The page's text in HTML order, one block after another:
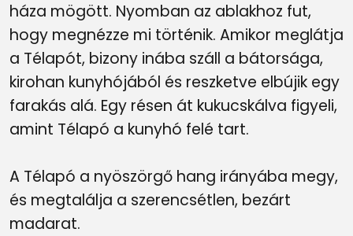
háza mögött. Nyomban az ablakhoz fut,
hogy megnézze mi történik. Amikor meglátja
a Télapót, bizony inába száll a bátorsága,
kirohan kunyhójából és reszketve elbújik egy
farakás alá. Egy résen át kukucskálva figyeli,
amint Télapó a kunyhó felé tart.
A Télapó a nyöszörgő hang irányába megy,
és megtalálja a szerencsétlen, bezárt
madarat.